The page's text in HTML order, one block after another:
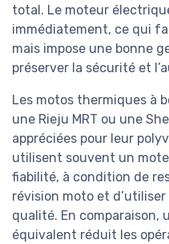
total. Le moteur
immédiatement, ce qui
mais impose une bonne
préserver la sécurité et
Les motos thermiques à
une Rieju MRT ou une
appréciées pour leur
utilisent souvent un
fiabilité, à condition de
révision moto et
qualité. En comparaison,
équivalent réduit les